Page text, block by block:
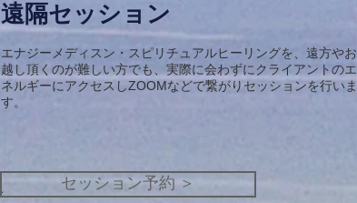
遠隔セッション
エナジーメディスン・スピリチュアルヒーリングを、遠方やお
越し頂くのが難しい方でも、実際に会わずにクライアントのエ
ネルギーにアクセスしZOOMなどで繋がりセッションを行いま
す。
. セッション予約 ＞